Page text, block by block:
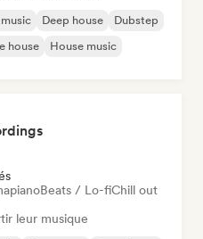
Deep house
Dubstep
house House music
Beats / Lo-fiChill out
leur musique